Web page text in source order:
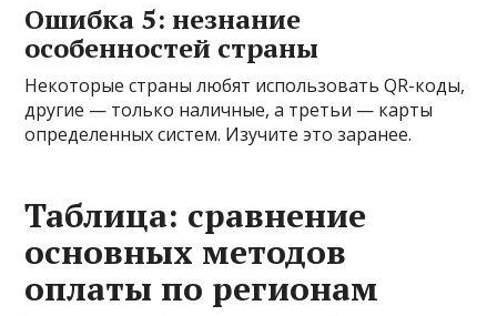
Ошибка 5: незнание
особенностей страны
Некоторые страны любят использовать QR-коды,
другие — только наличные, а третьи — карты
определенных систем. Изучите это заранее.
Таблица: сравнение
основных методов
оплаты по регионам